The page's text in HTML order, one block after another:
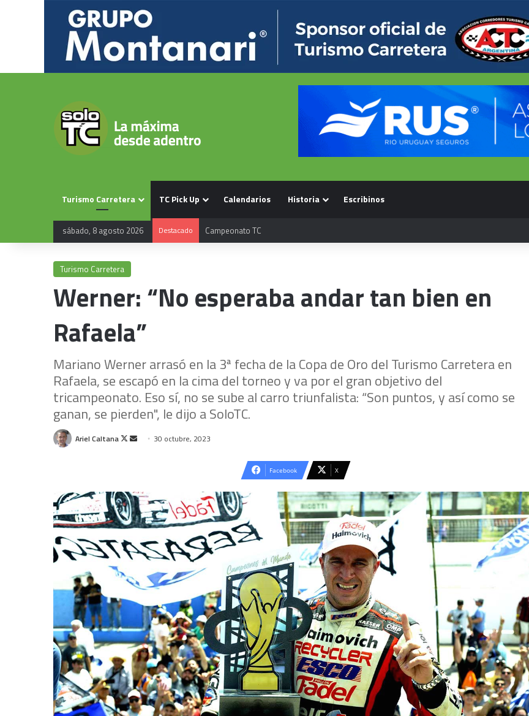
Turismo Carretera TC Pick Up Calendarios Historia Escribinos
sábado, 8 agosto 2026 Destacado
Calendario TC 2026
Turismo Carretera
Werner: “No esperaba andar tan bien en
Rafaela”
Mariano Werner arrasó en la 3ª fecha de la Copa de Oro del Turismo Carretera en
Rafaela, se escapó en la cima del torneo y va por el gran objetivo del
tricampeonato. Eso sí, no se sube al carro triunfalista: “Son puntos, y así como se
ganan, se pierden", le dijo a SoloTC.
Ariel Caltana
Follow
Send 30 octubre, 2023
Facebook X